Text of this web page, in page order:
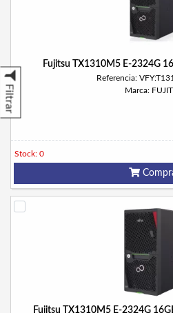
Filtrar
Fujitsu TX1310M5 E-2324G
Referencia:
Marca:
Stock: 0
Fujitsu TX1310M5 E-2324G